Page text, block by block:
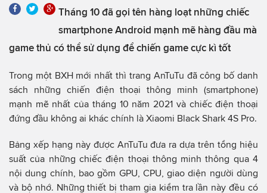
Tháng 10 đã gọi tên hàng loạt những chiếc
smartphone Android mạnh mẽ hàng đầu mà
game thủ có thể sử dụng để chiến game cực kì tốt
Trong một BXH mới nhất thì trang AnTuTu đã công bố danh
sách những chiến điện thoại thông minh (smartphone)
mạnh mẽ nhất của tháng 10 năm 2021 và chiếc điện thoại
đứng đầu không ai khác chính là Xiaomi Black Shark 4S Pro.
Bảng xếp hạng này được AnTuTu đưa ra dựa trên tổng hiệu
suất của những chiếc điện thoại thông minh thông qua 4
nội dung chính, bao gồm GPU, CPU, giao diện người dùng
và bộ nhớ. Những thiết bị tham gia kiểm tra lần này đều có